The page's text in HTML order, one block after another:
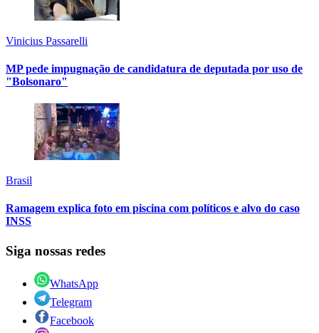
Vinicius Passarelli
MP pede impugnação de candidatura de deputada por uso de
"Bolsonaro"
Brasil
Ramagem explica foto em piscina com políticos e alvo do caso
INSS
Siga nossas redes
WhatsApp
Telegram
Facebook